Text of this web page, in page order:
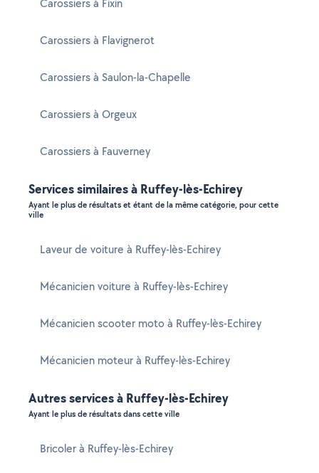
Carossiers à Fixin
Carossiers à Flavignerot
Carossiers à Saulon-la-Chapelle
Carossiers à Orgeux
Carossiers à Fauverney
Services similaires à Ruffey-lès-Echirey
Ayant le plus de résultats et étant de la même catégorie, pour cette
ville
Laveur de voiture à Ruffey-lès-Echirey
Mécanicien voiture à Ruffey-lès-Echirey
Mécanicien scooter moto à Ruffey-lès-Echirey
Mécanicien moteur à Ruffey-lès-Echirey
Autres services à Ruffey-lès-Echirey
Ayant le plus de résultats dans cette ville
Bricoler à Ruffey-lès-Echirey